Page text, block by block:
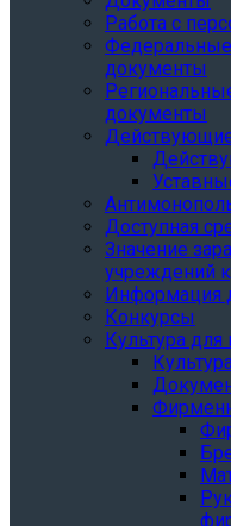
Работа с
документы
документы
Доступная
Значение
учреждений
Информация
Конкурсы
Культура